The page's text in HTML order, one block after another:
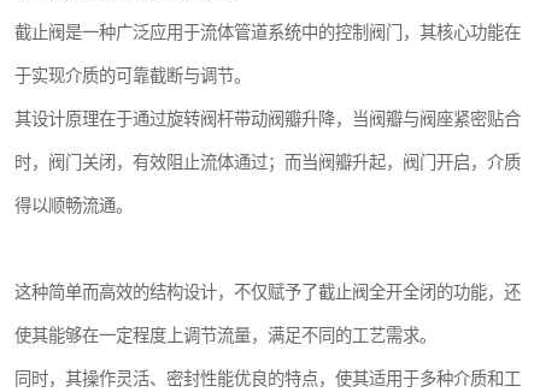
截止阀是一种广泛应用于流体管道系统中的控制阀门，其核心功能在
于实现介质的可靠截断与调节。
其设计原理在于通过旋转阀杆带动阀瓣升降，当阀瓣与阀座紧密贴合
时，阀门关闭，有效阻止流体通过；而当阀瓣升起，阀门开启，介质
得以顺畅流通。
这种简单而高效的结构设计，不仅赋予了截止阀全开全闭的功能，还
使其能够在一定程度上调节流量，满足不同的工艺需求。
同时，其操作灵活、密封性能优良的特点，使其适用于多种介质和工